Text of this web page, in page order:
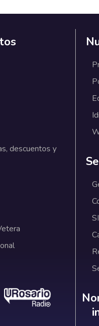
descuentos y